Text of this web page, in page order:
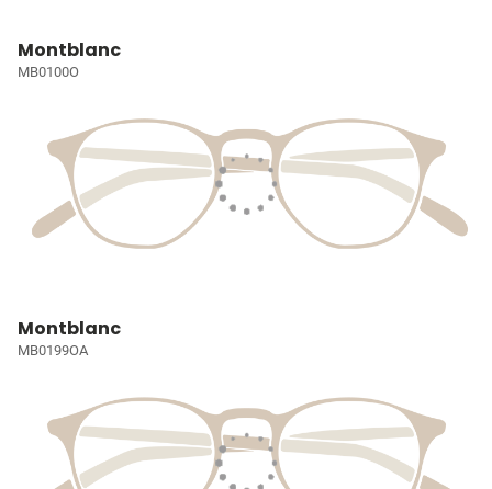
Montblanc
MB0100O
Montblanc
MB0199OA